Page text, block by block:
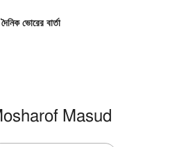
দৈনিক ভোরের বার্তা
Masud